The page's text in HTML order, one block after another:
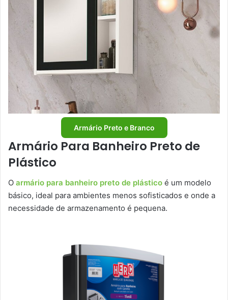
Armário Preto e Branco
Armário Para Banheiro Preto de
Plástico
O armário para banheiro preto de plástico é um modelo
básico, ideal para ambientes menos sofisticados e onde a
necessidade de armazenamento é pequena.